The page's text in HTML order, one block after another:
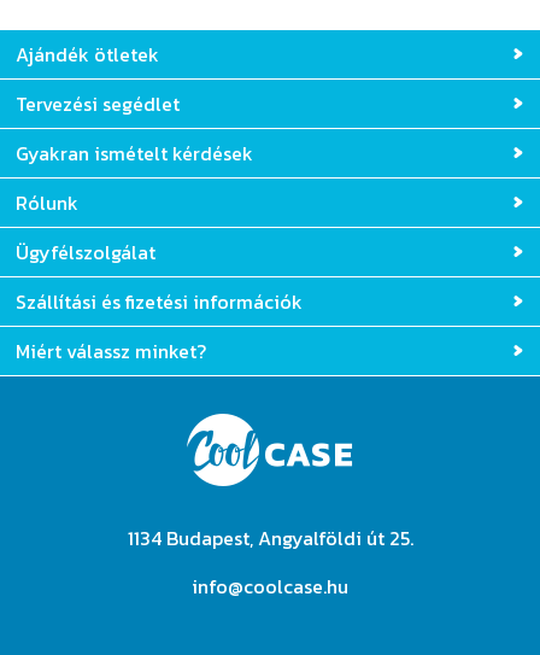
Ajándék ötletek
Tervezési segédlet
Gyakran ismételt kérdések
Rólunk
Ügyfélszolgálat
Szállítási és fizetési információk
1134 Budapest, Angyalföldi út 25.